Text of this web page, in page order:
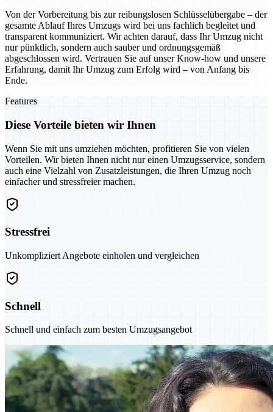
Von der Vorbereitung bis zur reibungslosen Schlüsselübergabe – der
gesamte Ablauf Ihres Umzugs wird bei uns fachlich begleitet und
transparent kommuniziert. Wir achten darauf, dass Ihr Umzug nicht
nur pünktlich, sondern auch sauber und ordnungsgemäß
abgeschlossen wird. Vertrauen Sie auf unser Know-how und unsere
Erfahrung, damit Ihr Umzug zum Erfolg wird – von Anfang bis
Ende.
Features
Diese Vorteile bieten wir Ihnen
Wenn Sie mit uns umziehen möchten, profitieren Sie von vielen
Vorteilen. Wir bieten Ihnen nicht nur einen Umzugsservice, sondern
auch eine Vielzahl von Zusatzleistungen, die Ihren Umzug noch
einfacher und stressfreier machen.
Stressfrei
Unkompliziert Angebote einholen und vergleichen
Schnell
Schnell und einfach zum besten Umzugsangebot